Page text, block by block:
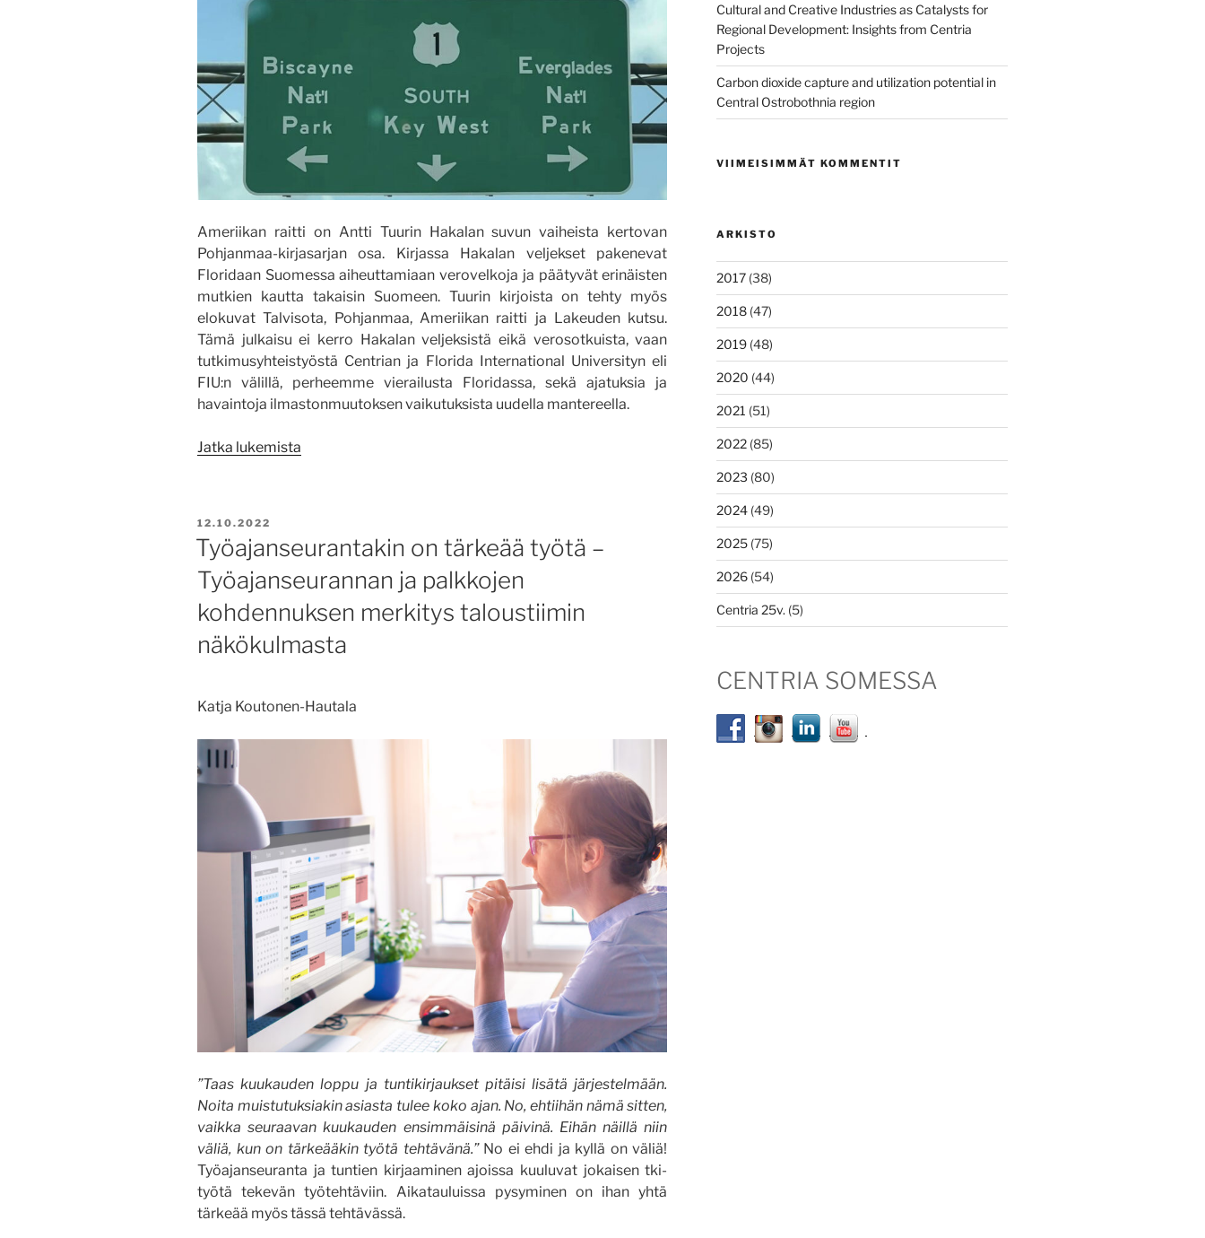
Ameriikan raitti on Antti Tuurin Hakalan suvun vaiheista kertovan
Pohjanmaa-kirjasarjan osa. Kirjassa Hakalan veljekset pakenevat
Floridaan Suomessa aiheuttamiaan verovelkoja ja päätyvät erinäisten
mutkien kautta takaisin Suomeen. Tuurin kirjoista on tehty myös
elokuvat Talvisota, Pohjanmaa, Ameriikan raitti ja Lakeuden kutsu.
Tämä julkaisu ei kerro Hakalan veljeksistä eikä verosotkuista, vaan
tutkimusyhteistyöstä Centrian ja Florida International Universityn eli
FIU:n välillä, perheemme vierailusta Floridassa, sekä ajatuksia ja
havaintoja ilmastonmuutoksen vaikutuksista uudella mantereella.
Jatka lukemista
JULKAISTU
12.10.2022
Työajanseurantakin on tärkeää työtä –
Työajanseurannan ja palkkojen
kohdennuksen merkitys taloustiimin
näkökulmasta
Katja Koutonen-Hautala
”Taas kuukauden loppu ja tuntikirjaukset pitäisi lisätä järjestelmään.
Noita muistutuksiakin asiasta tulee koko ajan. No, ehtiihän nämä sitten,
vaikka seuraavan kuukauden ensimmäisinä päivinä. Eihän näillä niin
väliä, kun on tärkeääkin työtä tehtävänä.” No ei ehdi ja kyllä on väliä!
Työajanseuranta ja tuntien kirjaaminen ajoissa kuuluvat jokaisen tki-
työtä tekevän työtehtäviin. Aikatauluissa pysyminen on ihan yhtä
tärkeää myös tässä tehtävässä.
Cultural and Creative Industries as Catalysts for
Regional Development: Insights from Centria
Projects
Carbon dioxide capture and utilization potential in
Central Ostrobothnia region
VIIMEISIMMÄT KOMMENTIT
ARKISTO
2017(38)
2018(47)
2019(48)
2020 (44)
2021 (51)
2022(85)
2023 (80)
2024(49)
2025(75)
2026(54)
Centria 25v. (5)
CENTRIA SOMESSA